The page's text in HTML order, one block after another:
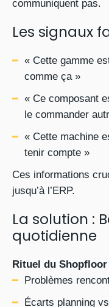
communiquent pas.
Les signaux
« Cette gamme
comme ça »
« Ce composant
le commander
« Cette machine
tenir compte »
Ces informations
jusqu’à l’ERP.
La solution :
quotidienne
Rituel du
Problèmes
Écarts planning